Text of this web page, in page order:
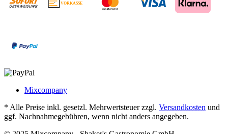
VORKASSE
Mixcompany
* Alle Preise inkl. gesetzl. Mehrwertsteuer zzgl. Versandkosten und
ggf. Nachnahmegebühren, wenn nicht anders angegeben.